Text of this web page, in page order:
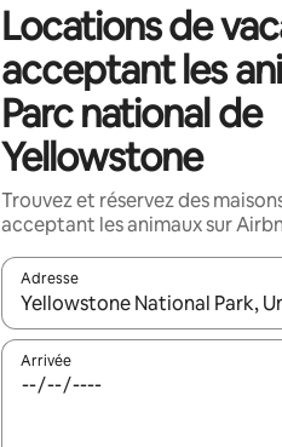
Locations de
acceptant les
Parc national de
Yellowstone
Trouvez et réservez des
acceptant les animaux sur
Adresse
Lorsque les résultats s'affichent,
Arrivée